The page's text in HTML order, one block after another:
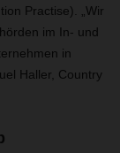
Practise). „Wir
im In- und
in
Haller, Country